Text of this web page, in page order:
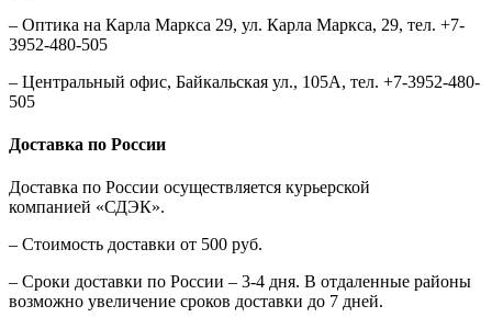
– Оптика на Карла Маркса 29, ул. Карла Маркса, 29, тел. +7-
3952-480-505
– Центральный офис, Байкальская ул., 105А, тел. +7-3952-480-
505
Доставка по России
Доставка по России осуществляется курьерской
компанией «СДЭК».
– Стоимость доставки от 500 руб.
– Сроки доставки по России – 3-4 дня. В отдаленные районы
возможно увеличение сроков доставки до 7 дней.